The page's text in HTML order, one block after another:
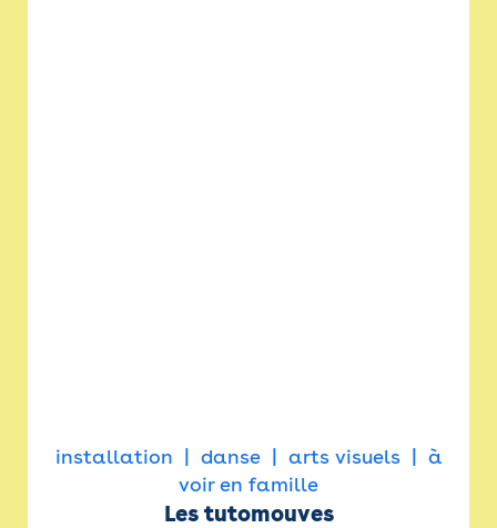
installation danse arts visuels
à
voir en famille
Les tutomouves